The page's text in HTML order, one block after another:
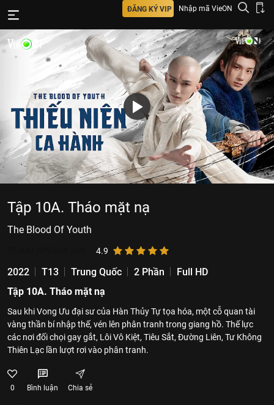
ĐĂNG KÝ VIP Nhập mã VieON
Tập 10A. Tháo mặt nạ
The Blood Of Youth
4.9
2022 T13 Trung Quốc 2 Phần
Full HD
Tập 10A. Tháo mặt nạ
Sau khi Vong Ưu đại sư của Hàn Thủy Tự tọa hóa, một cỗ quan tài
vàng thần bí nhập thế, vén lên phân tranh trong giang hồ. Thế lực
các nơi đối chọi gay gắt, Lôi Vô Kiệt, Tiêu Sắt, Đường Liên, Tư Không
Thiên Lạc lần lượt rơi vào phân tranh.
0 Bình luận Chia sẻ